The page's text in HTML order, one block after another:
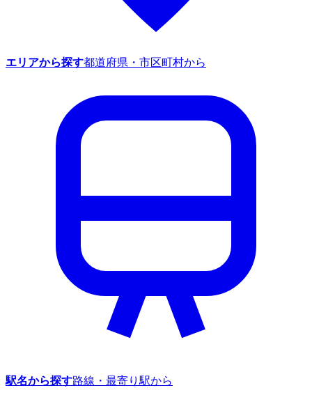
エリアから探す都道府県・市区町村から
駅名から探す路線・最寄り駅から